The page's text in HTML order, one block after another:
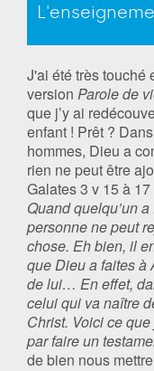
J'ai été très touché
version Parole de
que j’y ai
enfant ! Prêt ?
hommes, Dieu a
rien ne peut être
Galates 3 v 15 à 17
Quand quelqu’un
personne ne peut
chose. Eh bien, il
que Dieu a faites à
de lui… En effet,
celui qui va naître
Christ. Voici ce
par faire un
de bien nous